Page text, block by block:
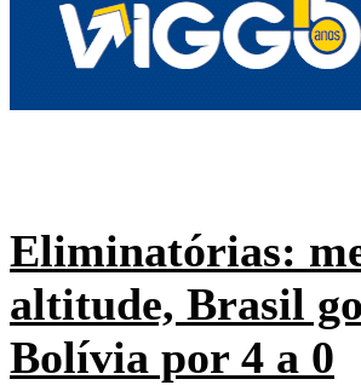
Eliminatórias:
altitude, Brasil
Bolívia por 4 a 0